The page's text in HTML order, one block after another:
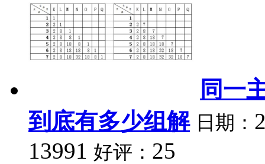
同一
到底有多少组解 日期：
13991 好评： 25